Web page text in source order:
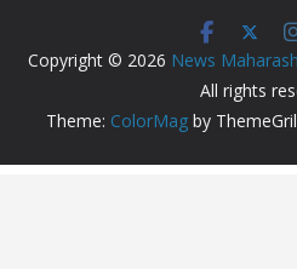
Copyright © 2026 News
All rights
Theme: ColorMag by